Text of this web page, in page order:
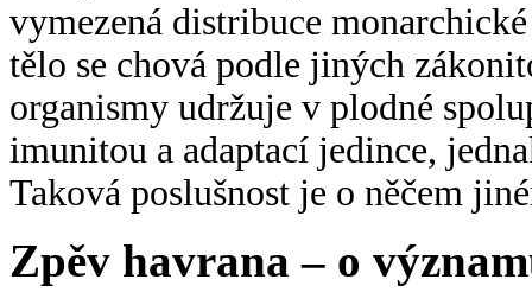
vymezená distribuce
tělo se chová podle jiných
organismy udržuje v plodné
imunitou a adaptací jedince,
Taková poslušnost je o něčem
Zpěv havrana – o